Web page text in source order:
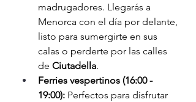
madrugadores. Llegarás a
Menorca con el día por delante,
listo para sumergirte en sus
calas o perderte por las calles
de Ciutadella.
Ferries vespertinos (16:00 -
19:00): Perfectos para disfrutar